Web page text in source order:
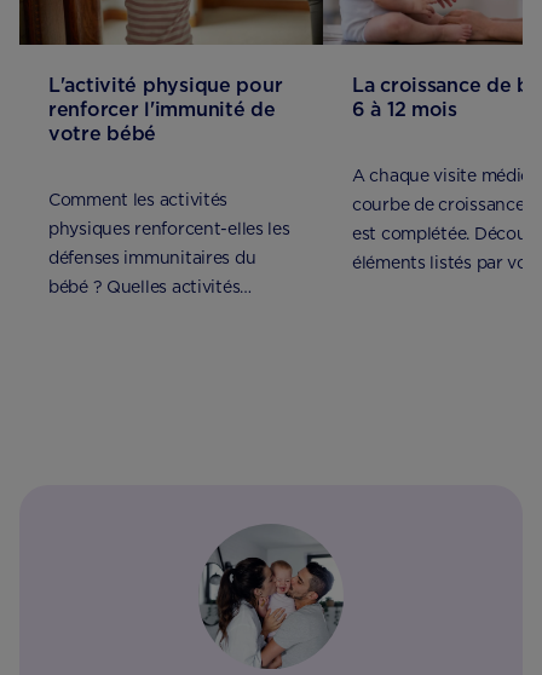
L'activité physique pour
renforcer l'immunité de
votre bébé
Comment les activités
physiques renforcent-elles les
défenses immunitaires du
bébé ? Quelles activités
La croissance de
6 à 12 mois
A chaque visite
courbe de croissance
est complétée.
éléments listés par